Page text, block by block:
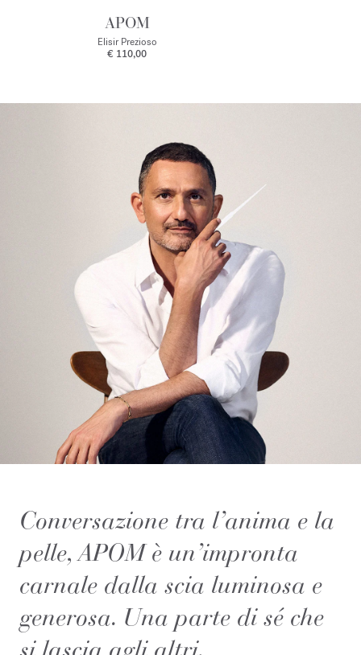
APOM
Elisir Prezioso
€ 110,00
Conversazione tra l’anima e la
pelle, APOM è un’impronta
carnale dalla scia luminosa e
generosa. Una parte di sé che